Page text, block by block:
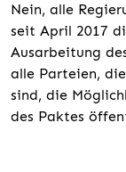
Nein, alle
seit April 2017
Ausarbeitung
alle Parteien,
sind, die
des Paktes